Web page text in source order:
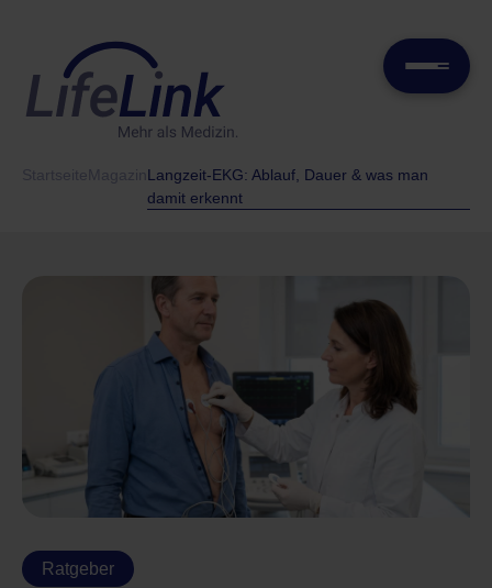
Langzeit-EKG: Ablauf, Dauer & was man
damit erkennt
Ratgeber